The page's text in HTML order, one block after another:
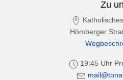
Zu
Hömberger
19:45 Uhr